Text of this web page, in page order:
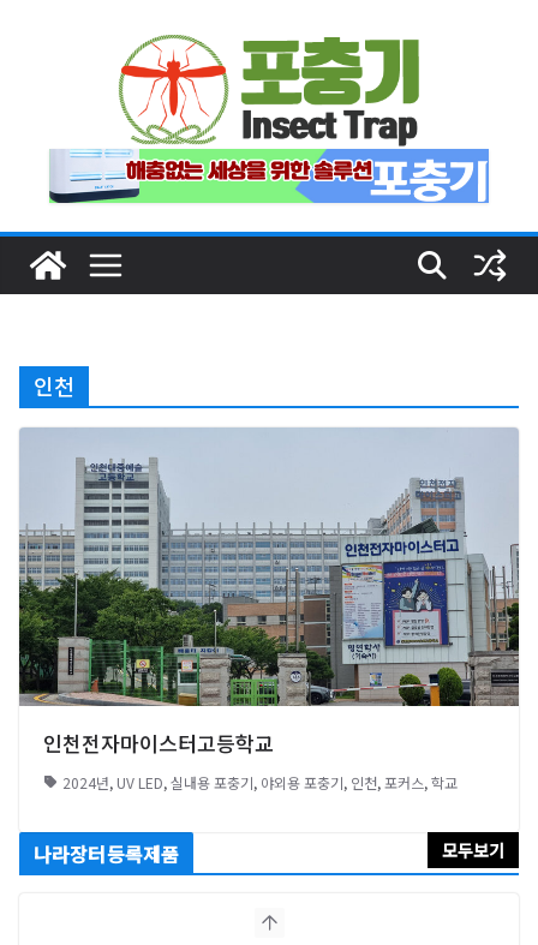
인천
인천전자마이스터고등학교
2024년, UV LED,실내용 포충기, 야외용 포충기, 인천,포커스,학교
나라장터등록제품 모두보기